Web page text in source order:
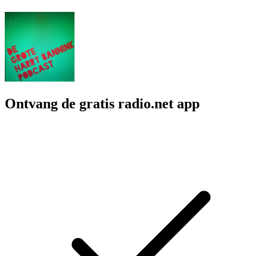
Ontvang de gratis radio.net app